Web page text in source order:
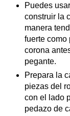
Puedes
construir la
manera
fuerte como
corona
pegante.
Prepara la
piezas del
con el lado
pedazo de